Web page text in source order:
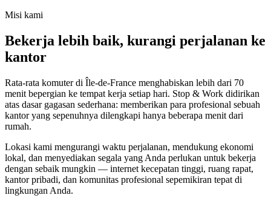
Misi kami
Bekerja lebih baik, kurangi perjalanan ke
kantor
Rata-rata komuter di Île-de-France menghabiskan lebih dari 70
menit bepergian ke tempat kerja setiap hari. Stop & Work didirikan
atas dasar gagasan sederhana: memberikan para profesional sebuah
kantor yang sepenuhnya dilengkapi hanya beberapa menit dari
rumah.
Lokasi kami mengurangi waktu perjalanan, mendukung ekonomi
lokal, dan menyediakan segala yang Anda perlukan untuk bekerja
dengan sebaik mungkin — internet kecepatan tinggi, ruang rapat,
kantor pribadi, dan komunitas profesional sepemikiran tepat di
lingkungan Anda.